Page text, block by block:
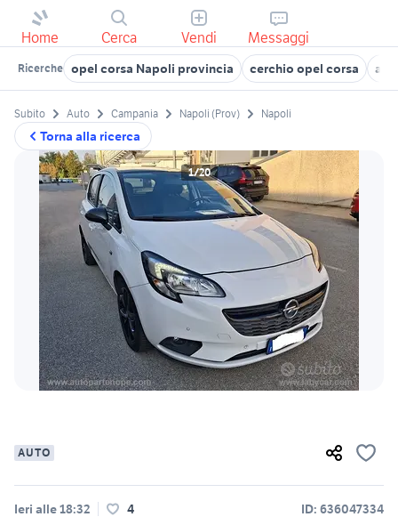
Home Cerca Vendi Messaggi
Ricerche opel corsa Napoli provincia cerchio opel corsa
Torna alla ricerca
Subito Auto Campania Napoli (Prov) Napoli
1/20
AUTO
Ieri alle 18:32 4 ID: 636047334